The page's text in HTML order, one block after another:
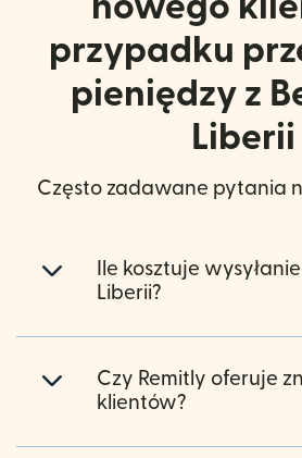
przypadku
pieniędzy z
Liberii
Często zadawane pytania
Ile kosztuje
Liberii?
Czy Remitly oferuje
klientów?